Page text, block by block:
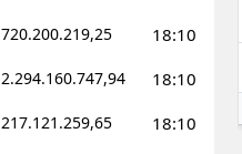
720.200.219,25 18:10
2.294.160.747,94 18:10
217.121.259,65 18:10